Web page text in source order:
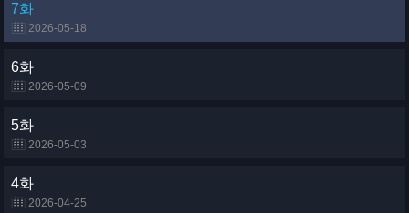
7화
2026-05-18
6화
2026-05-09
5화
2026-05-03
4화
2026-04-25